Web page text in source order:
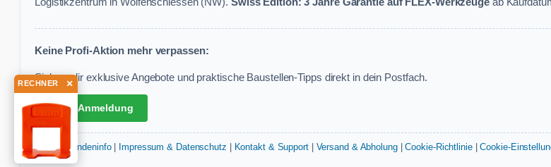
Keine Profi-Aktion mehr verpassen:
Sichere dir exklusive Angebote und praktische Baustellen-Tipps direkt in dein Postfach.
✉ Zur Anmeldung
AGB & Kundeninfo| Impressum & Datenschutz Kontakt & Support| Versand & Abholung|Cookie-Richtlinie|Cookie-
RECHNER ×